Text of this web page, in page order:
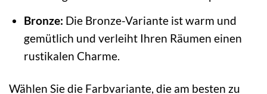
Bronze: Die Bronze-Variante ist warm und
gemütlich und verleiht Ihren Räumen einen
rustikalen Charme.
Wählen Sie die Farbvariante, die am besten zu